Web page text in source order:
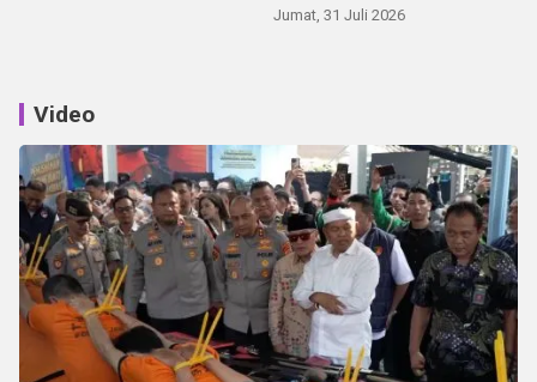
Jumat, 31 Juli 2026
Video